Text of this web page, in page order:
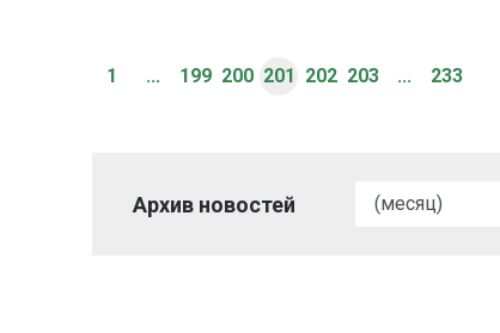
1 ... 199 200 201 202 203 ... 233
Архив новостей